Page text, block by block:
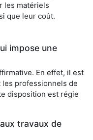
les matériels
que leur coût.
impose une
En effet, il est
professionnels de
disposition est régie
travaux de